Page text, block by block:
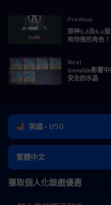
Previous
原神5.8及6.x
有你推的角色！
Next
Genshin影響
安全的水晶
美國 - USD
繁體中文
獲取個人化遊戲優惠